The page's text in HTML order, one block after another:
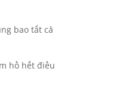
bao tất cả
hồ hết điều